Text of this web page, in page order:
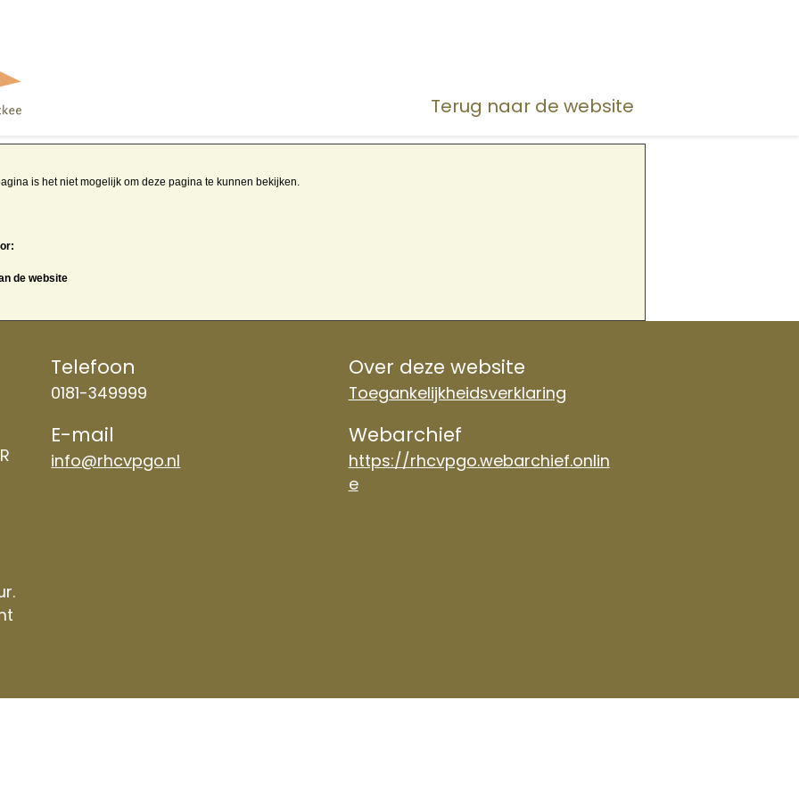
Terug naar de website
is het niet mogelijk om deze pagina te kunnen bekijken.
de website
Telefoon
0181-349999
E-mail
info@rhcvpgo.nl
Over deze website
Toegankelijkheidsverklaring
Webarchief
https://rhcvpgo.webarchief.onlin
e